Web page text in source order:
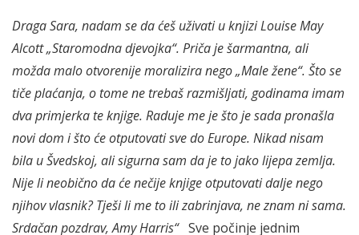
Draga Sara, nadam se da ćeš uživati u knjizi Louise May
Alcott „Staromodna djevojka“. Priča je šarmantna, ali
možda malo otvorenije moralizira nego „Male žene“. Što se
tiče plaćanja, o tome ne trebaš razmišljati, godinama imam
dva primjerka te knjige. Raduje me je što je sada pronašla
novi dom i što će otputovati sve do Europe. Nikad nisam
bila u Švedskoj, ali sigurna sam da je to jako lijepa zemlja.
Nije li neobično da će nečije knjige otputovati dalje nego
njihov vlasnik? Tješi li me to ili zabrinjava, ne znam ni sama.
Srdačan pozdrav, Amy Harris“Sve počinje jednim